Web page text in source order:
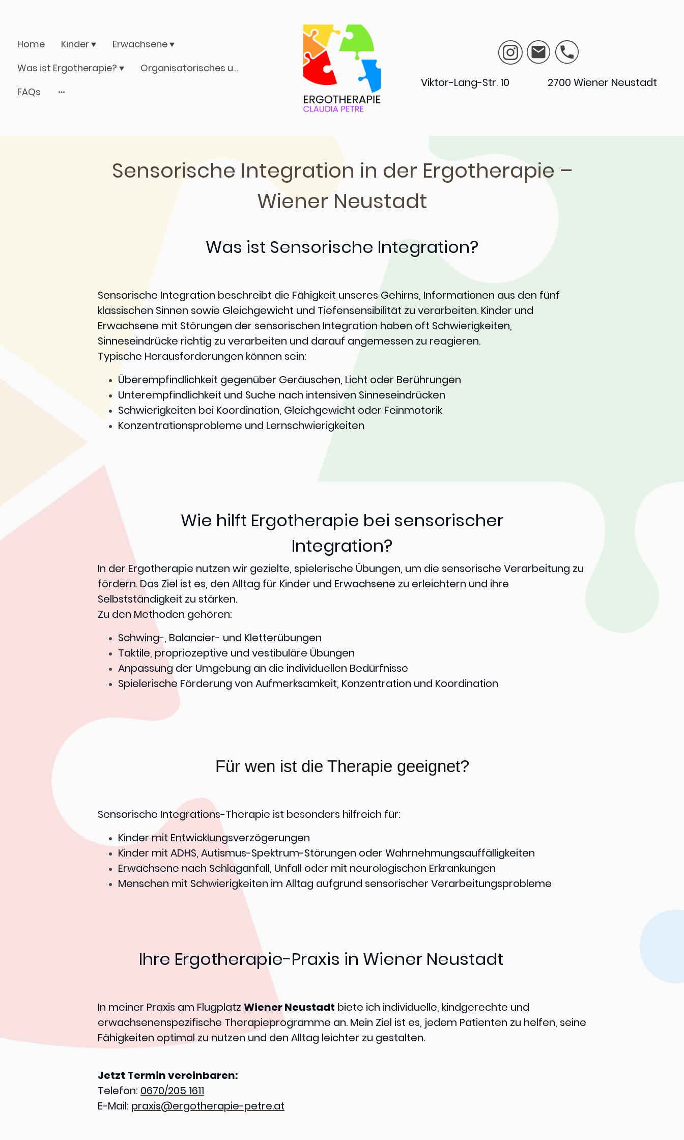
Home Kinder
Erwachsene
Was ist Ergotherapie?
Organisatorisches und Kosten
FAQs
Viktor-Lang-Str. 10 2700 Wiener Neustadt
Sensorische Integration in der Ergotherapie –
Wiener Neustadt
Sensorische Integration beschreibt die Fähigkeit unseres Gehirns, Informationen aus den fünf
klassischen Sinnen sowie Gleichgewicht und Tiefensensibilität zu verarbeiten. Kinder und
Erwachsene mit Störungen der sensorischen Integration haben oft Schwierigkeiten,
Sinneseindrücke richtig zu verarbeiten und darauf angemessen zu reagieren.
Typische Herausforderungen können sein:
Überempfindlichkeit gegenüber Geräuschen, Licht oder Berührungen
Unterempfindlichkeit und Suche nach intensiven Sinneseindrücken
Schwierigkeiten bei Koordination, Gleichgewicht oder Feinmotorik
Konzentrationsprobleme und Lernschwierigkeiten
Was ist Sensorische Integration?
In der Ergotherapie nutzen wir gezielte, spielerische Übungen, um die sensorische Verarbeitung zu
fördern. Das Ziel ist es, den Alltag für Kinder und Erwachsene zu erleichtern und ihre
Selbstständigkeit zu stärken.
Zu den Methoden gehören:
Schwing-, Balancier- und Kletterübungen
Taktile, propriozeptive und vestibuläre Übungen
Anpassung der Umgebung an die individuellen Bedürfnisse
Spielerische Förderung von Aufmerksamkeit, Konzentration und Koordination
Wie hilft Ergotherapie bei sensorischer
Integration?
Sensorische Integrations-Therapie ist besonders hilfreich für:
Kinder mit Entwicklungsverzögerungen
Kinder mit ADHS, Autismus-Spektrum-Störungen oder Wahrnehmungsauffälligkeiten
Erwachsene nach Schlaganfall, Unfall oder mit neurologischen Erkrankungen
Menschen mit Schwierigkeiten im Alltag aufgrund sensorischer Verarbeitungsprobleme
Für wen ist die Therapie geeignet?
In meiner Praxis am Flugplatz Wiener Neustadt biete ich individuelle, kindgerechte und
erwachsenenspezifische Therapieprogramme an. Mein Ziel ist es, jedem Patienten zu helfen, seine
Fähigkeiten optimal zu nutzen und den Alltag leichter zu gestalten.
Jetzt Termin vereinbaren:
Telefon: 0670/205 1611
E-Mail: praxis@ergotherapie-petre.at
Ihre Ergotherapie-Praxis in Wiener Neustadt